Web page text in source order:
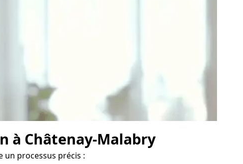
à Châtenay-Malabry
un processus précis :